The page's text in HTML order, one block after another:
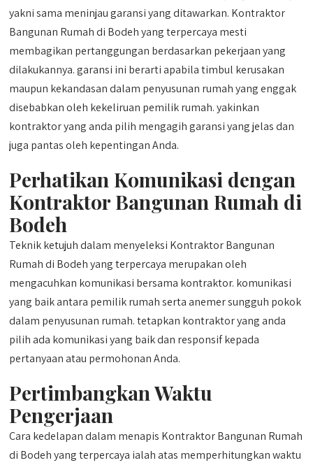
yakni sama meninjau garansi yang ditawarkan. Kontraktor
Bangunan Rumah di Bodeh yang terpercaya mesti
membagikan pertanggungan berdasarkan pekerjaan yang
dilakukannya. garansi ini berarti apabila timbul kerusakan
maupun kekandasan dalam penyusunan rumah yang enggak
disebabkan oleh kekeliruan pemilik rumah. yakinkan
kontraktor yang anda pilih mengagih garansi yang jelas dan
juga pantas oleh kepentingan Anda.
Perhatikan Komunikasi dengan
Kontraktor Bangunan Rumah di
Bodeh
Teknik ketujuh dalam menyeleksi Kontraktor Bangunan
Rumah di Bodeh yang terpercaya merupakan oleh
mengacuhkan komunikasi bersama kontraktor. komunikasi
yang baik antara pemilik rumah serta anemer sungguh pokok
dalam penyusunan rumah. tetapkan kontraktor yang anda
pilih ada komunikasi yang baik dan responsif kepada
pertanyaan atau permohonan Anda.
Pertimbangkan Waktu
Pengerjaan
Cara kedelapan dalam menapis Kontraktor Bangunan Rumah
di Bodeh yang terpercaya ialah atas memperhitungkan waktu